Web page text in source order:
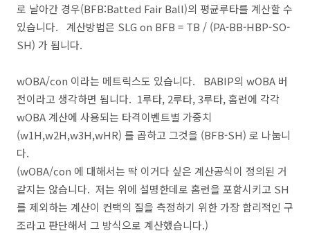
로 날아간 경우(BFB:Batted Fair Ball)의 평균루타를 계산할 수
있습니다. 계산방법은 SLG on BFB = TB / (PA-BB-HBP-SO-
SH) 가 됩니다.
wOBA/con 이라는 메트릭스도 있습니다. BABIP의 wOBA 버
전이라고 생각하면 됩니다. 1루타, 2루타, 3루타, 홈런에 각각
wOBA 계산에 사용되는 타격이벤트별 가중치
(w1H,w2H,w3H,wHR) 를 곱하고 그것을 (BFB-SH) 로 나눕니
다.
(wOBA/con 에 대해서는 딱 이거다 싶은 계산공식이 정의된 거
같지는 않습니다. 저는 위에 설명한데로 홈런을 포함시키고 SH
를 제외하는 계산이 컨택의 질을 측정하기 위한 가장 합리적인 구
조라고 판단해서 그 방식으로 계산했습니다.)